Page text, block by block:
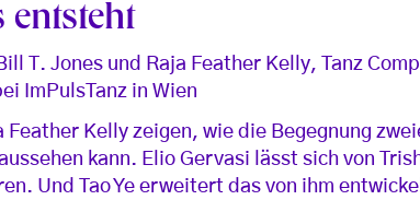
entsteht
T. Jones und Raja Feather Kelly, Tanz
ImPulsTanz in Wien
Feather Kelly zeigen, wie die Begegnung
kann. Elio Gervasi lässt sich von
Und Tao Ye erweitert das von ihm